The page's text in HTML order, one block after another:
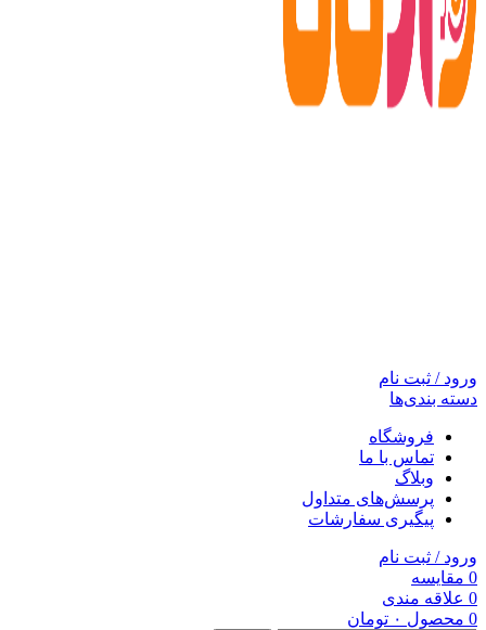
ورود / ثبت نام
دسته بندی‌ها
فروشگاه
تماس با ما
وبلاگ
پرسش‌های متداول
پیگیری سفارشات
ورود / ثبت نام
0 مقایسه
0 علاقه مندی
0 محصول ۰ تومان